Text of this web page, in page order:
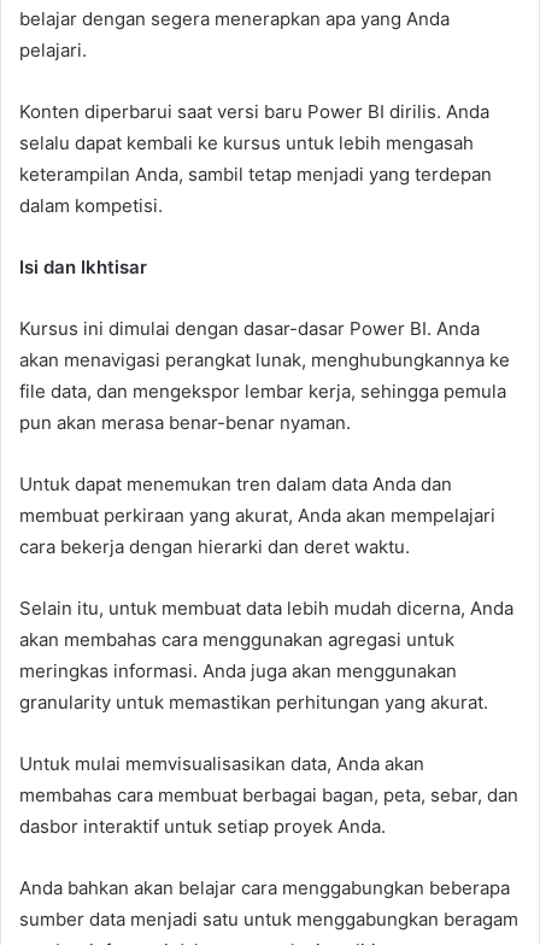
belajar dengan segera menerapkan apa yang Anda
pelajari.
Konten diperbarui saat versi baru Power BI dirilis. Anda
selalu dapat kembali ke kursus untuk lebih mengasah
keterampilan Anda, sambil tetap menjadi yang terdepan
dalam kompetisi.
Isi dan Ikhtisar
Kursus ini dimulai dengan dasar-dasar Power BI. Anda
akan menavigasi perangkat lunak, menghubungkannya ke
file data, dan mengekspor lembar kerja, sehingga pemula
pun akan merasa benar-benar nyaman.
Untuk dapat menemukan tren dalam data Anda dan
membuat perkiraan yang akurat, Anda akan mempelajari
cara bekerja dengan hierarki dan deret waktu.
Selain itu, untuk membuat data lebih mudah dicerna, Anda
akan membahas cara menggunakan agregasi untuk
meringkas informasi. Anda juga akan menggunakan
granularity untuk memastikan perhitungan yang akurat.
Untuk mulai memvisualisasikan data, Anda akan
membahas cara membuat berbagai bagan, peta, sebar, dan
dasbor interaktif untuk setiap proyek Anda.
Anda bahkan akan belajar cara menggabungkan beberapa
sumber data menjadi satu untuk menggabungkan beragam